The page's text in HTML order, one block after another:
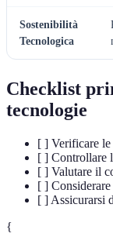
Sostenibilità
Tecnologica
Checklist
tecnologie
[ ] Verificare
[ ] Controllare
[ ] Valutare il
[ ]
[ ] Assicurarsi
{